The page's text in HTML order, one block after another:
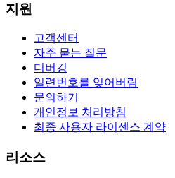
지원
고객센터
자주 묻는 질문
디버깅
일련번호를 잊어버림
문의하기
개인정보 처리방침
최종 사용자 라이센스 계약
리소스